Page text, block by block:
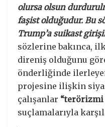
olursa olsun
faşist olduğudur. Bu
Trump’a suikast
sözlerine bakınca,
direniş olduğunu
önderliğinde
projesine ilişkin
çalışanlar “terörizmi
suçlamalarıyla